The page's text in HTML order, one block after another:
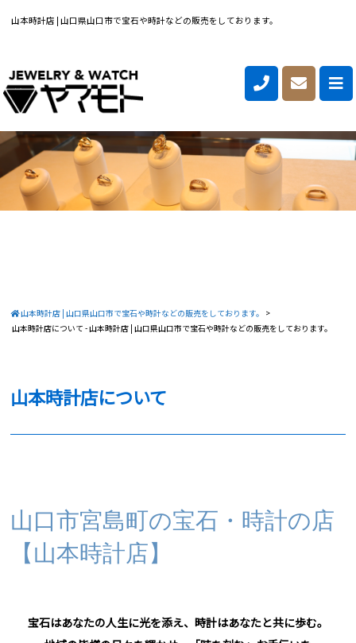
山本時計店 | 山口県山口市で宝石や時計などの販売をしております。
山本時計店 | 山口県山口市で宝石や時計などの販売をしております。
>
山本時計店について - 山本時計店 | 山口県山口市で宝石や時計などの販売をしております。
山本時計店について
山口市宮島町の宝石・時計の店
【山本時計店】
宝石はあなたの人生に光を添え、時計はあなたと共に歩む。